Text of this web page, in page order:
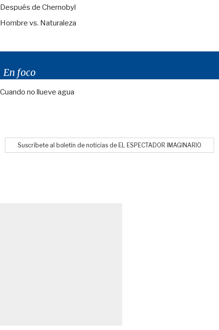
Después de Chernobyl
Hombre vs. Naturaleza
En foco
Cuando no llueve agua
Suscríbete al boletín de noticias de EL ESPECTADOR IMAGINARIO